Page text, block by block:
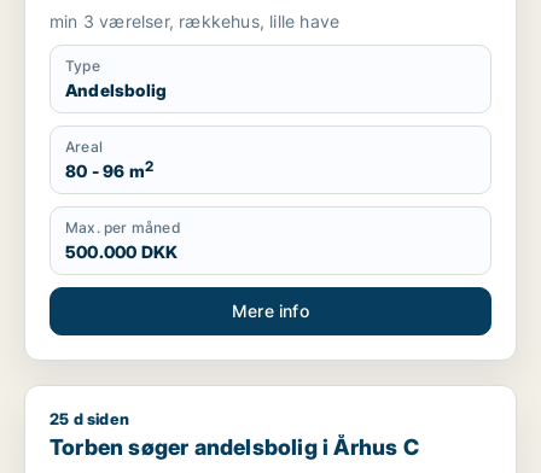
min 3 værelser, rækkehus, lille have
Type
Andelsbolig
Areal
80 - 96 m2
Max. per måned
500.000 DKK
Mere info
Torben søger andelsbolig i Århus C
25 d siden
Torben søger andelsbolig i Århus C